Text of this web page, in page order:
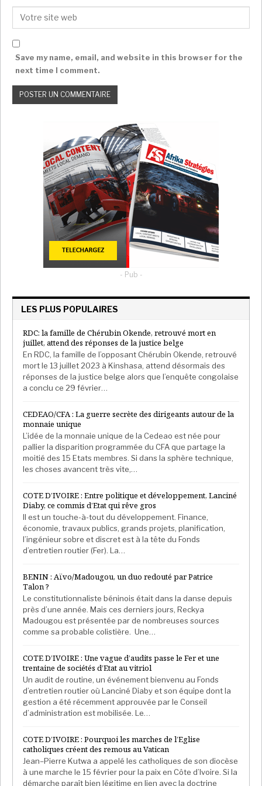
Save my name, email, and website in this browser for the
next time I comment.
- Pub -
LES PLUS POPULAIRES
RDC: la famille de Chérubin Okende, retrouvé mort en
juillet, attend des réponses de la justice belge
En RDC, la famille de l’opposant Chérubin Okende, retrouvé
mort le 13 juillet 2023 à Kinshasa, attend désormais des
réponses de la justice belge alors que l’enquête congolaise
a conclu ce 29 février…
CEDEAO/CFA : La guerre secrète des dirigeants autour de la
monnaie unique
L’idée de la monnaie unique de la Cedeao est née pour
pallier la disparition programmée du CFA que partage la
moitié des 15 Etats membres. Si dans la sphère technique,
les choses avancent très vite,…
COTE D’IVOIRE : Entre politique et développement, Lanciné
Diaby, ce commis d’Etat qui rêve gros
Il est un touche-à-tout du développement. Finance,
économie, travaux publics, grands projets, planification,
l’ingénieur sobre et discret est à la tête du Fonds
d’entretien routier (Fer). La…
BENIN : Aïvo/Madougou, un duo redouté par Patrice
Talon ?
Le constitutionnaliste béninois était dans la danse depuis
près d’une année. Mais ces derniers jours, Reckya
Madougou est présentée par de nombreuses sources
comme sa probable colistière. Une…
COTE D’IVOIRE : Une vague d’audits passe le Fer et une
trentaine de sociétés d’Etat au vitriol
Un audit de routine, un événement bienvenu au Fonds
d’entretien routier où Lanciné Diaby et son équipe dont la
gestion a été récemment approuvée par le Conseil
d’administration est mobilisée. Le…
COTE D’IVOIRE : Pourquoi les marches de l’Eglise
catholiques créent des remous au Vatican
Jean–Pierre Kutwa a appelé les catholiques de son diocèse
à une marche le 15 février pour la paix en Côte d’Ivoire. Si la
démarche paraît bien légitime en lien avec la doctrine